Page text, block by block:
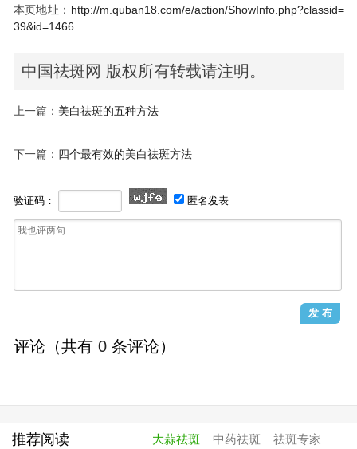
本页地址： http://m.quban18.com/e/action/ShowInfo.php?classid=
39&id=1466
中国祛斑网 版权所有转载请注明。
上一篇： 美白祛斑的五种方法
下一篇： 四个最有效的美白祛斑方法
验证码： 匿名发表
评论（共有 0 条评论）
推荐阅读 大蒜祛斑 中药祛斑 祛斑专家